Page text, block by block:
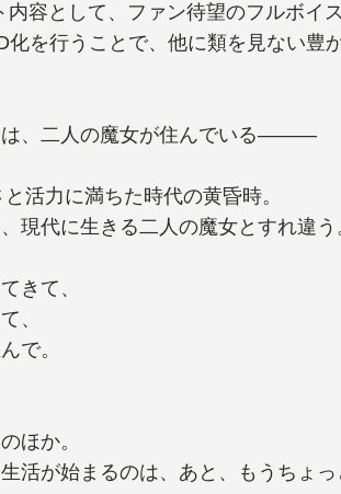
内容として、ファン待望のフルボイ
化を行うことで、他に類を見ない豊
、二人の魔女が住んでいる―――
活力に満ちた時代の黄昏時。
現代に生きる二人の魔女とすれ違う
きて、
、
で。
ほか。
生活が始まるのは、あと、もうち